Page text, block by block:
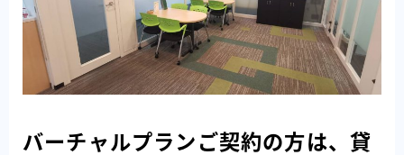
バーチャルプランご契約の方は、貸